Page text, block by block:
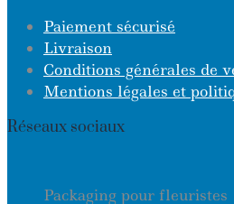
Paiement sécurisé
Livraison
Conditions générales de
Mentions légales et
Réseaux sociaux
Packaging pour fleuristes